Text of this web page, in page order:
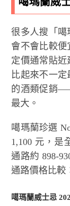
很多人搜「噶
會不會比較
定價通常貼
比起來不一
的酒類促銷
最大。
噶瑪蘭珍選
1,100 元，是
通路約 898-
通路價格比較
噶瑪蘭威士忌